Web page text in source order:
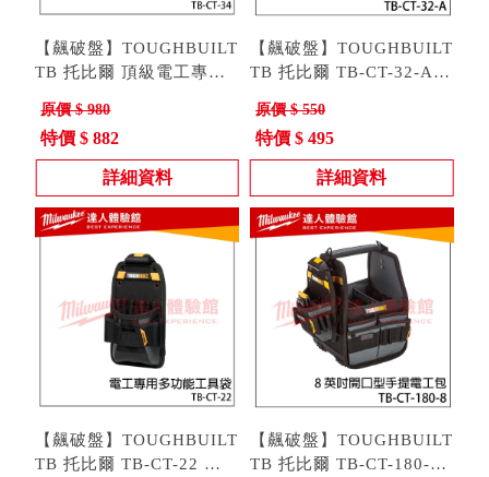
【飆破盤】TOUGHBUILT
TB 托比爾 頂級電工專用
工具包 電工袋 工具袋
原價 $ 980
特價 $ 882
詳細資料
【飆破盤】TOUGHBUILT
TB 托比爾 TB-CT-32-A
小型口袋包 隨身工具包
原價 $ 550
特價 $ 495
詳細資料
【飆破盤】TOUGHBUILT
TB 托比爾 TB-CT-22 電
【飆破盤】TOUGHBUILT
TB 托比爾 TB-CT-180-8